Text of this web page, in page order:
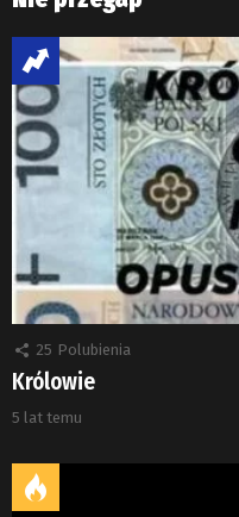
25 Polubienia
Królowie
5 lat temu